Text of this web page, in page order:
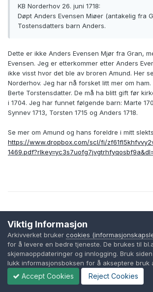
KB Norderhov 26. juni 1718:
Døpt Anders Evensen Miøer (antakelig fra
Tostensdatters barn Anders.
Dette er ikke Anders Evensen Mjør fra Gran,
Evensen. Jeg er etterkommer etter Anders
ikke visst hvor det ble av broren Amund. Her
Norderhov. Jeg har nå forsket litt mer om
Berte Torstensdatter. De må ha blitt gift før
i 1704. Jeg har funnet følgende barn: Marte
Synnev 1713, Torsten 1715 og Anders 1718.
Se mer om Amund og hans foreldre i mitt
https://www.dropbox.com/scl/fi/
1 måned senere...
Per Morset
SkrevetJuli 3
Viktig Informasjon
Arkivverket bruker cookies
for å levere en bedre tjeneste. De brukes til
skjemaoppdateringer og innlogging. Bruk
lukk informasjonsboksen for å akseptere bruk
Accept Cookies Reject Cookies